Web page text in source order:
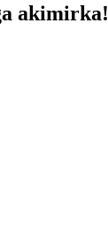
akimirka!